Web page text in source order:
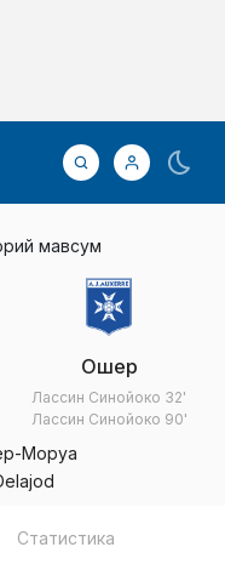
мавсум
Ошер
Лассин Синойоко 32'
Лассин Синойоко 90'
Моруа
Статистика